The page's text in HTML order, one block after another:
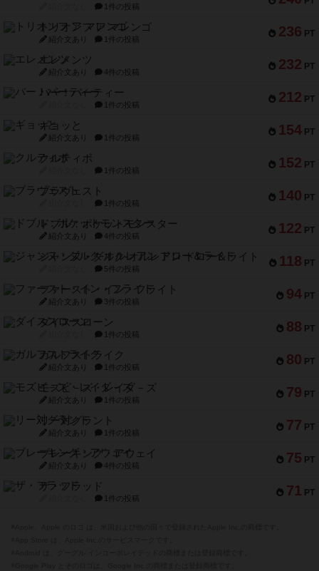
1件の投稿
236 PT
トリオンフ ア マレンゴ
紹介文あり 1件の投稿
232 PT
エレメンツ
紹介文あり 4件の投稿
212 PT
バー！パーティー
1件の投稿
154 PT
ギョッと
紹介文あり 1件の投稿
152 PT
クルティボ
1件の投稿
140 PT
ブラヴェスト
1件の投稿
122 PT
ドブル：ポケットモンスター
紹介文あり 4件の投稿
118 PT
ジャンヌ・ダルク-オルレアン ドロー＆ライト
5件の投稿
94 PT
ファースト・イン・フライト
紹介文あり 3件の投稿
88 PT
ダイススローン
1件の投稿
80 PT
ガルフストライク
紹介文あり 1件の投稿
79 PT
モズビ－ズ・レイダ－ズ
紹介文あり 1件の投稿
77 PT
リー対グラント
紹介文あり 1件の投稿
75 PT
ブレーキング・アウェイ
紹介文あり 4件の投稿
71 PT
ザ・フラッド
1件の投稿